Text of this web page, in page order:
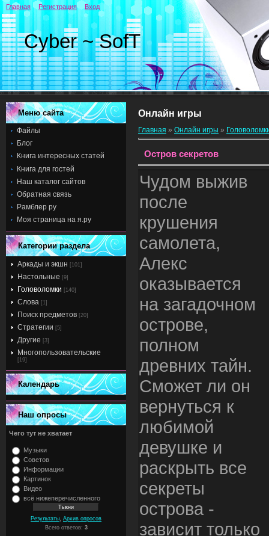
Cyber ~ SofT
Главная Регистрация Вход
Меню сайта
Файлы
Блог
Книга интересных статей
Книга для гостей
Наш каталог сайтов
Обратная связь
Рамблер ру
Моя страница на я.ру
Категории раздела
Аркады и экшн [101]
Настольные [9]
Головоломки [140]
Слова [1]
Поиск предметов [20]
Стратегии [5]
Другие [3]
Многопользовательские
[19]
Календарь
Наш опросы
Чего тут не хватает
Музыки
Советов
Информации
Картинок
Видео
всё нижеперечисленного
Результаты Архив опросов
Всего ответов: 3
Онлайн игры
Главная » Онлайн игры »
Остров секретов
Чудом выжив
после
крушения
самолета,
Алекс
оказывается
на загадочном
острове,
полном
древних тайн.
Сможет ли он
вернуться к
любимой
девушке и
раскрыть все
секреты
острова -
зависит только